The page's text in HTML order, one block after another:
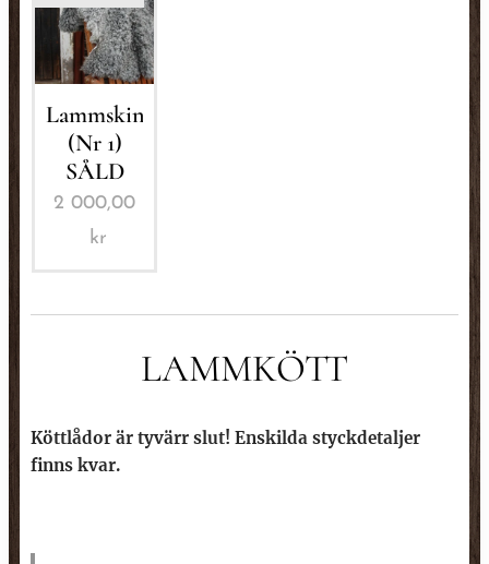
Lammskinn
(Nr 1)
SÅLD
2 000,00
kr
LAMMKÖTT
Köttlådor är tyvärr slut! Enskilda styckdetaljer
finns kvar.